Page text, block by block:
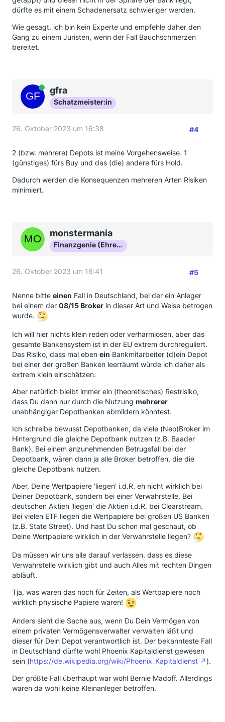
dürfte es mit einem Schadenersatz schwieriger werden.
Wie gesagt, ich bin kein Experte und empfehle daher den
Gang zu einem Juristen, wenn der Fall Bauchschmerzen
bereitet.
Onlinegfra
Schatzmeister:in
26. Oktober 2023 um 16:38 #4
2 (bzw. mehrere) Depots ist meine Vorgehensweise. 1
(günstiges) fürs Buy und das (die) andere fürs Hold.
Dadurch werden die Konsequenzen mehreren Arten Risiken
minimiert.
monstermania
Finanzgenie (Ehrenmitglied)
26. Oktober 2023 um 16:41 #5
Nenne bitte einen Fall in Deutschland, bei der ein Anleger
bei einem der 08/15 Broker in dieser Art und Weise betrogen
wurde.
Ich will hier nichts klein reden oder verharmlosen, aber das
gesamte Bankensystem ist in der EU extrem durchreguliert.
Das Risiko, dass mal eben ein Bankmitarbeiter (d)ein Depot
bei einer der großen Banken leerräumt würde ich daher als
extrem klein einschätzen.
Aber natürlich bleibt immer ein (theoretisches) Restrisiko,
dass Du dann nur durch die Nutzung mehrerer
unabhängiger Depotbanken abmildern könntest.
Ich schreibe bewusst Depotbanken, da viele (Neo)Broker im
Hintergrund die gleiche Depotbank nutzen (z.B. Baader
Bank). Bei einem anzunehmenden Betrugsfall bei der
Depotbank, wären dann ja alle Broker betroffen, die die
gleiche Depotbank nutzen.
Aber, Deine Wertpapiere 'liegen' i.d.R. eh nicht wirklich bei
Deiner Depotbank, sondern bei einer Verwahrstelle. Bei
deutschen Aktien 'liegen' die Aktien i.d.R. bei Clearstream.
Bei vielen ETF liegen die Wertpapiere bei großen US Banken
(z.B. State Street). Und hast Du schon mal geschaut, ob
Deine Wertpapiere wirklich in der Verwahrstelle liegen?
Da müssen wir uns alle darauf verlassen, dass es diese
Verwahrstelle wirklich gibt und auch Alles mit rechten Dingen
abläuft.
Tja, was waren das noch für Zeiten, als Wertpapiere noch
wirklich physische Papiere waren!
Anders sieht die Sache aus, wenn Du Dein Vermögen von
einem privaten Vermögensverwalter verwalten läßt und
dieser für Dein Depot verantwortlich ist. Der bekannteste Fall
in Deutschland dürfte wohl Phoenix Kapitaldienst gewesen
sein (https://de.wikipedia.org/wiki/Phoenix_Kapitaldienst
).
Der größte Fall überhaupt war wohl Bernie Madoff. Allerdings
waren da wohl keine Kleinanleger betroffen.